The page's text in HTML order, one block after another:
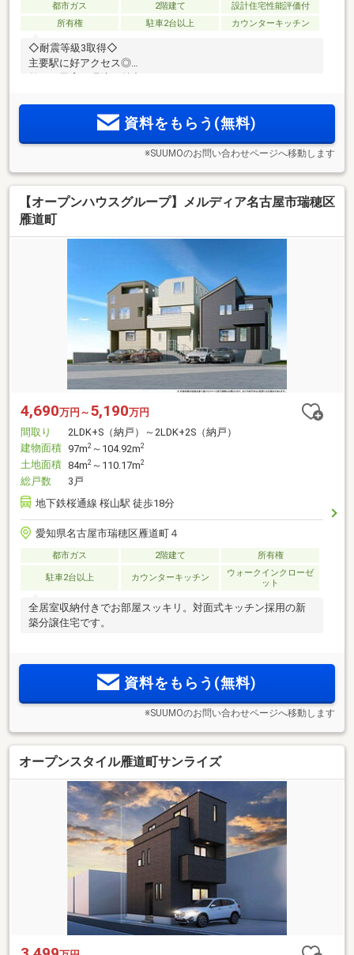
都市ガス 2階建て
設計住宅性能評価付
所有権
駐車2台以上 カウンターキッチン
◇耐震等級3取得◇
主要駅に好アクセス◎
資料をもらう(無料)
※SUUMOのお問い合わせページへ移動します
【オープンハウスグループ】メルディア名古屋市瑞穂区
雁道町
4,690万円～ 5,190万円
間取り
2LDK+S（納戸）～2LDK+2S（納戸）
建物面積 97m2 ～104.92m2
土地面積 84m2 ～110.17m2
総戸数
3戸
地下鉄桜通線 桜山駅 徒歩18分
愛知県名古屋市瑞穂区雁道町４
都市ガス 2階建て 所有権
駐車2台以上 カウンターキッチン
ウォークインクローゼ
ット
全居室収納付きでお部屋スッキリ。対面式キッチン採用の新
築分譲住宅です。
資料をもらう(無料)
※SUUMOのお問い合わせページへ移動します
オープンスタイル雁道町サンライズ